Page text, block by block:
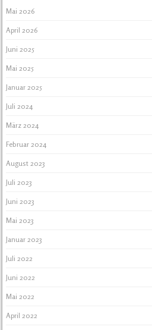
Mai 2026
April 2026
Juni 2025
Mai 2025
Januar 2025
Juli 2024
März 2024
Februar 2024
August 2023
Juli 2023
Juni 2023
Mai 2023
Januar 2023
Juli 2022
Juni 2022
Mai 2022
April 2022